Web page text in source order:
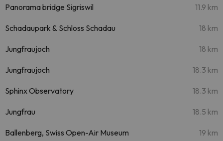
Panorama bridge Sigriswil 11.9 km
Schadaupark & Schloss Schadau 18 km
Jungfraujoch 18 km
Jungfraujoch 18.3 km
Sphinx Observatory 18.3 km
Jungfrau 18.5 km
Ballenberg, Swiss Open-Air Museum 19 km